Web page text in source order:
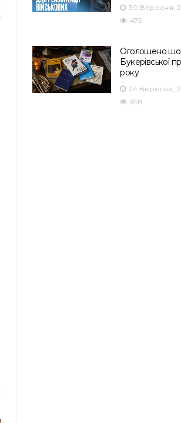
30 Вересня,
475
Оголошено
Букерівської
року
24 Вересня,
698